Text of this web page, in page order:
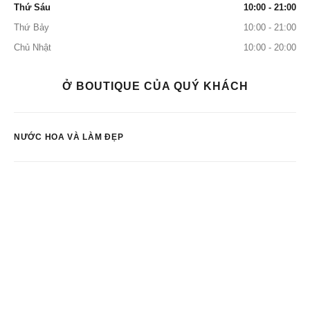
Thứ Sáu
10:00 - 21:00
Thứ Bảy
10:00 - 21:00
Chủ Nhật
10:00 - 20:00
Ở BOUTIQUE CỦA QUÝ KHÁCH
NƯỚC HOA VÀ LÀM ĐẸP